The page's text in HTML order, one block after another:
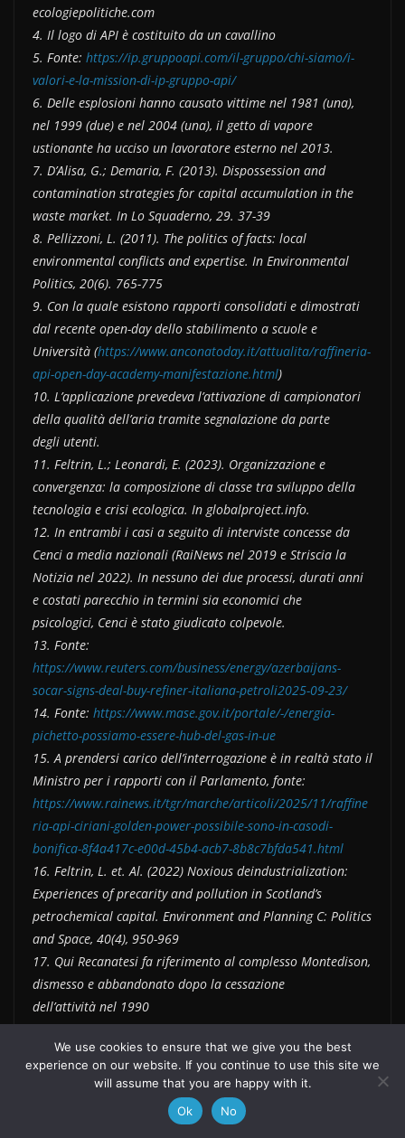
ecologiepolitiche.com
4. Il logo di API è costituito da un cavallino
5. Fonte: https://ip.gruppoapi.com/il-gruppo/chi-siamo/i-
valori-e-la-mission-di-ip-gruppo-api/
6. Delle esplosioni hanno causato vittime nel 1981 (una),
nel 1999 (due) e nel 2004 (una), il getto di vapore
ustionante ha ucciso un lavoratore esterno nel 2013.
7. D’Alisa, G.; Demaria, F. (2013). Dispossession and
contamination strategies for capital accumulation in the
waste market. In Lo Squaderno, 29. 37-39
8. Pellizzoni, L. (2011). The politics of facts: local
environmental conflicts and expertise. In Environmental
Politics, 20(6). 765-775
9. Con la quale esistono rapporti consolidati e dimostrati
dal recente open-day dello stabilimento a scuole e
Università (https://www.anconatoday.it/attualita/raffineria-
api-open-day-academy-manifestazione.html)
10. L’applicazione prevedeva l’attivazione di campionatori
della qualità dell’aria tramite segnalazione da parte
degli utenti.
11. Feltrin, L.; Leonardi, E. (2023). Organizzazione e
convergenza: la composizione di classe tra sviluppo della
tecnologia e crisi ecologica. In globalproject.info.
12. In entrambi i casi a seguito di interviste concesse da
Cenci a media nazionali (RaiNews nel 2019 e Striscia la
Notizia nel 2022). In nessuno dei due processi, durati anni
e costati parecchio in termini sia economici che
psicologici, Cenci è stato giudicato colpevole.
13. Fonte:
https://www.reuters.com/business/energy/azerbaijans-
socar-signs-deal-buy-refiner-italiana-petroli2025-09-23/
14. Fonte: https://www.mase.gov.it/portale/-/energia-
pichetto-possiamo-essere-hub-del-gas-in-ue
15. A prendersi carico dell’interrogazione è in realtà stato il
Ministro per i rapporti con il Parlamento, fonte:
https://www.rainews.it/tgr/marche/articoli/2025/11/raffine
ria-api-ciriani-golden-power-possibile-sono-in-casodi-
bonifica-8f4a417c-e00d-45b4-acb7-8b8c7bfda541.html
16. Feltrin, L. et. Al. (2022) Noxious deindustrialization:
Experiences of precarity and pollution in Scotland’s
petrochemical capital. Environment and Planning C: Politics
and Space, 40(4), 950-969
17. Qui Recanatesi fa riferimento al complesso Montedison,
dismesso e abbandonato dopo la cessazione
dell’attività nel 1990
Pensare e agire l’autonomia costituente
We use cookies to ensure that we give you the best
experience on our website. If you continue to use this site we
will assume that you are happy with it.
Ok
No